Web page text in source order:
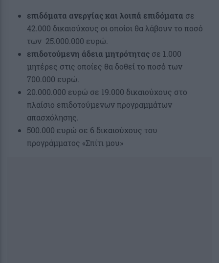
επιδόματα ανεργίας και λοιπά επιδόματα σε
42.000 δικαιούχους οι οποίοι θα λάβουν το ποσό
των 25.000.000 ευρώ.
επιδοτούμενη άδεια μητρότητας σε 1.000
μητέρες στις οποίες θα δοθεί το ποσό των
700.000 ευρώ.
20.000.000 ευρώ σε 19.000 δικαιούχους στο
πλαίσιο επιδοτούμενων προγραμμάτων
απασχόλησης.
500.000 ευρώ σε 6 δικαιούχους του
προγράμματος «Σπίτι μου»